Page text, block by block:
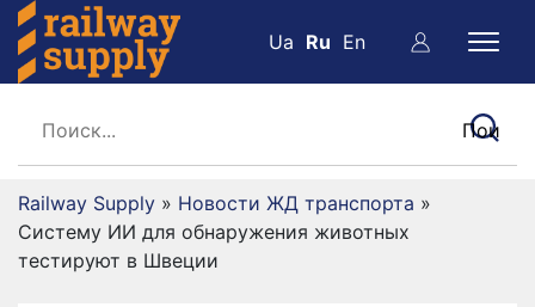
Ua Ru En
Railway Supply » Новости ЖД транспорта »
Систему ИИ для обнаружения животных
тестируют в Швеции